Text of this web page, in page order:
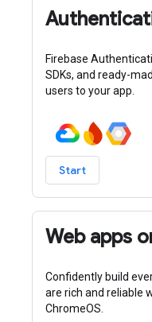
Firebase
SDKs, and ready-
users to your app.
Start
Web apps
Confidently build
are rich and reliable
ChromeOS.